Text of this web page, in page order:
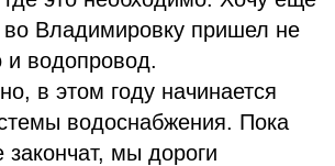
во Владимировку пришел не
и водопровод.
в этом году начинается
водоснабжения. Пока
закончат, мы дороги